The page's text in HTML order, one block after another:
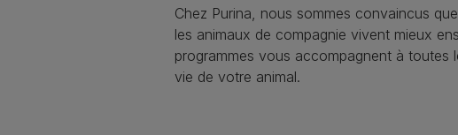
Chez Purina, nous sommes convaincus
les animaux de compagnie vivent mieux
programmes vous accompagnent à toutes
vie de votre animal.​